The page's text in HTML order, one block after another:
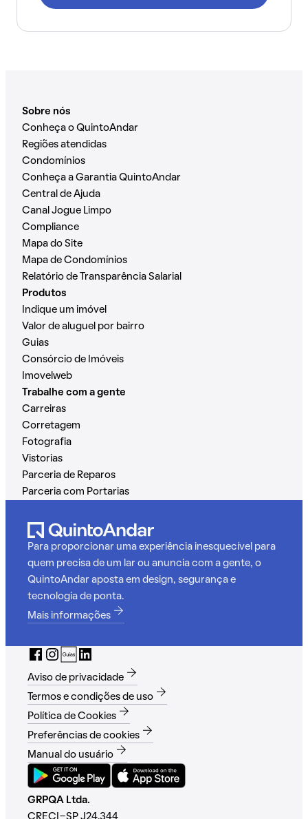
Sobre nós
Conheça o QuintoAndar
Regiões atendidas
Condomínios
Conheça a Garantia QuintoAndar
Central de Ajuda
Canal Jogue Limpo
Compliance
Mapa do Site
Mapa de Condomínios
Relatório de Transparência Salarial
Produtos
Indique um imóvel
Valor de aluguel por bairro
Guias
Consórcio de Imóveis
Imovelweb
Trabalhe com a gente
Carreiras
Corretagem
Fotografia
Vistorias
Parceria de Reparos
Parceria com Portarias
Para proporcionar uma experiência inesquecível para
quem precisa de um lar ou anuncia com a gente, o
QuintoAndar aposta em design, segurança e
tecnologia de ponta.
Mais informações
Aviso de privacidade
Termos e condições de uso
Política de Cookies
Preferências de cookies
Manual do usuário
GRPQA Ltda.